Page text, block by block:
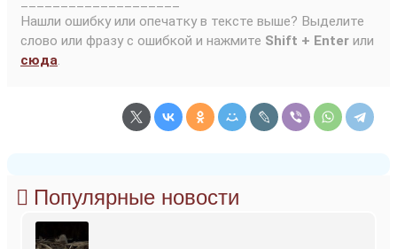
Нашли ошибку или опечатку в тексте выше? Выделите
слово или фразу с ошибкой и нажмите Shift + Enter или
сюда.
Популярные новости